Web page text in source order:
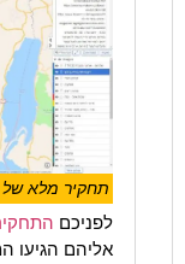
תחקיר מלא של
לפניכם
אליהם הגיעו